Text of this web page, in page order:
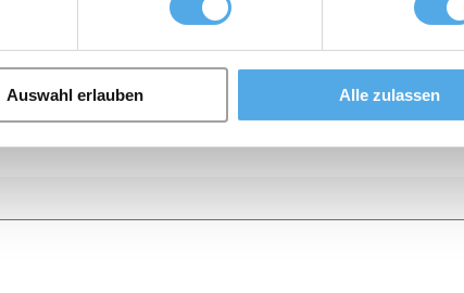
Auswahl erlauben Alle zulassen